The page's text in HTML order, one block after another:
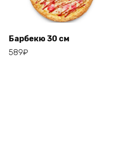
Барбекю 30 см
589₽